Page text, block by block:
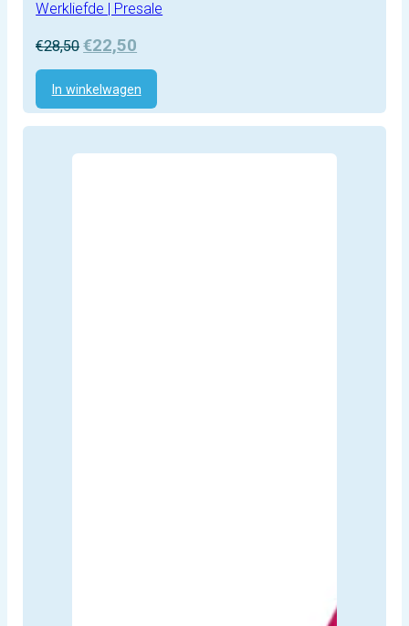
Werkliefde | Presale
€28,50 Oorspronkelijke
was:
€28,50.
€22,50
is:
€22,50.
In winkelwagen